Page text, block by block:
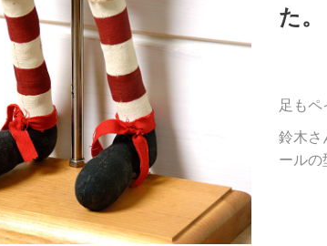
た。
足もペ
鈴木さ
ールの